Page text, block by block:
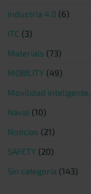
Industria 4.0 (6)
ITC (3)
Materials (73)
MOBILITY (49)
Movilidad
Naval (10)
Noticias (21)
SAFETY (20)
Sin categoría (143)